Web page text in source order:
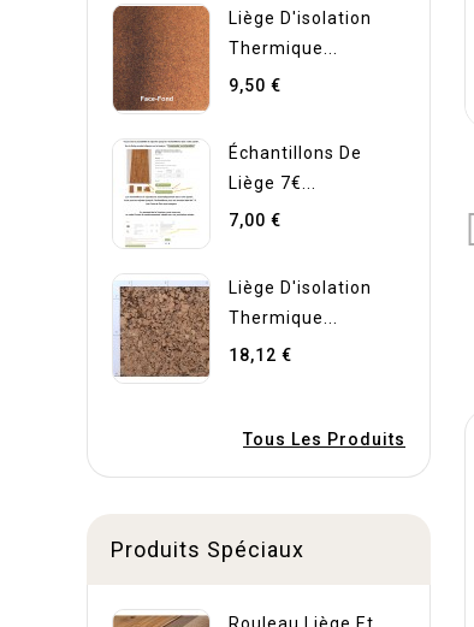
Liège D'isolation
Thermique...
9,50 €
Échantillons De
Liège 7€...
7,00 €
Liège D'isolation
Thermique...
18,12 €
Tous Les Produits
Produits Spéciaux